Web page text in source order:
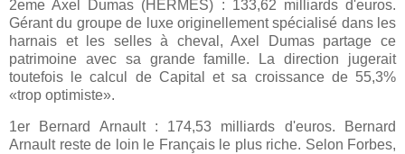
2eme Axel Dumas (HERMES) : 133,62 milliards d'euros.
Gérant du groupe de luxe originellement spécialisé dans les
harnais et les selles à cheval, Axel Dumas partage ce
patrimoine avec sa grande famille. La direction jugerait
toutefois le calcul de Capital et sa croissance de 55,3%
«trop optimiste».
1er Bernard Arnault : 174,53 milliards d'euros. Bernard
Arnault reste de loin le Français le plus riche. Selon Forbes,